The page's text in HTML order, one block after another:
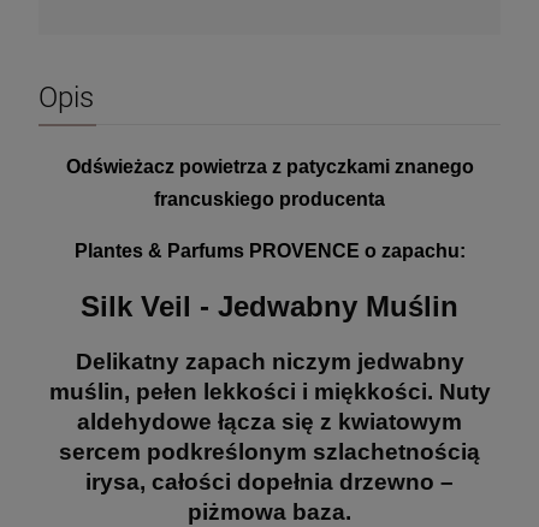
Opis
Odświeżacz powietrza z patyczkami znanego
francuskiego producenta
Plantes & Parfums PROVENCE o zapachu:
Silk Veil - Jedwabny Muślin
Delikatny zapach niczym jedwabny
muślin, pełen lekkości i miękkości. Nuty
aldehydowe łącza się z kwiatowym
sercem podkreślonym szlachetnością
irysa, całości dopełnia drzewno –
piżmowa baza.